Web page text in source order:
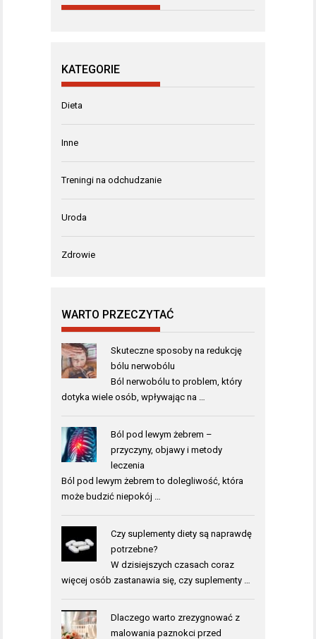
KATEGORIE
Dieta
Inne
Treningi na odchudzanie
Uroda
Zdrowie
WARTO PRZECZYTAĆ
Skuteczne sposoby na redukcję
bólu nerwobólu
Ból nerwobólu to problem, który
dotyka wiele osób, wpływając na …
Ból pod lewym żebrem –
przyczyny, objawy i metody
leczenia
Ból pod lewym żebrem to dolegliwość, która
może budzić niepokój …
Czy suplementy diety są naprawdę
potrzebne?
W dzisiejszych czasach coraz
więcej osób zastanawia się, czy suplementy …
Dlaczego warto zrezygnować z
malowania paznokci przed